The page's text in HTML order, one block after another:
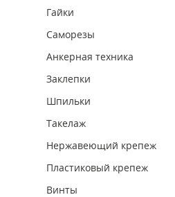
Гайки
Саморезы
Анкерная техника
Заклепки
Шпильки
Такелаж
Нержавеющий крепеж
Пластиковый крепеж
Винты